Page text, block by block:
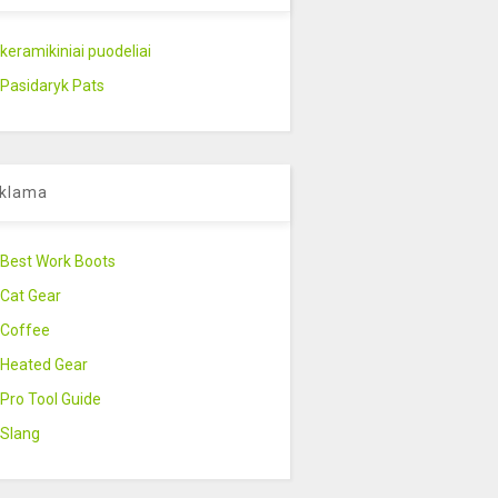
keramikiniai puodeliai
Pasidaryk Pats
Best Work Boots
Cat Gear
Coffee
Heated Gear
Pro Tool Guide
Slang